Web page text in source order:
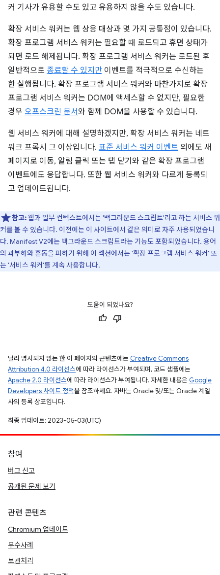
커 기사가 유용할 수도 있고 유용하지 않을 수도 있습니다.
확장 서비스 워커는 웹 상응 대상과 몇 가지 공통점이 있습니다.
확장 프로그램 서비스 워커는 필요할 때 로드되고 휴면 상태가
되면 로드 해제됩니다. 확장 프로그램 서비스 워커는 로드된 후
일반적으로 종료할 수 있지만 이벤트를 적극적으로 수신하는
한 실행됩니다. 확장 프로그램 서비스 워커와 마찬가지로 확장
프로그램 서비스 워커는 DOM에 액세스할 수 없지만, 필요한
경우 오프스크린 문서와 함께 DOM을 사용할 수 있습니다.
웹 서비스 워커에 대해 설명하겠지만, 확장 서비스 워커는 네트
워크 프록시 그 이상입니다. 표준 서비스 워커 이벤트 외에도 새
페이지로 이동, 알림 클릭 또는 탭 닫기와 같은 확장 프로그램
이벤트에도 응답합니다. 또한 웹 서비스 워커와 다르게 등록되
고 업데이트됩니다.
참고:웹과 일부 컨텍스트에서는 '백그라운드 스크립트'라고 하는 서비스 워
커를 볼 수 있습니다. 이전에는 이 사이트에서 같은 의미로 자주 사용되었습니
다. Manifest V2에는 백그라운드 스크립트라는 기능도 포함되었습니다. 용어
의 과부하와 혼동을 피하기 위해 이 섹션에서는 '확장 프로그램 서비스 워커' 또
는 '서비스 워커'를 계속 사용합니다.
도움이 되었나요?
달리 명시되지 않는 한 이 페이지의 콘텐츠에는 Creative Commons
Attribution 4.0 라이선스에 따라 라이선스가 부여되며, 코드 샘플에는
Apache 2.0 라이선스에 따라 라이선스가 부여됩니다. 자세한 내용은 Google
Developers 사이트 정책을 참조하세요. 자바는 Oracle 및/또는 Oracle 계열
사의 등록 상표입니다.
최종 업데이트: 2023-05-03(UTC)
참여
버그 신고
공개된 문제 보기
관련 콘텐츠
Chromium 업데이트
우수사례
보관처리